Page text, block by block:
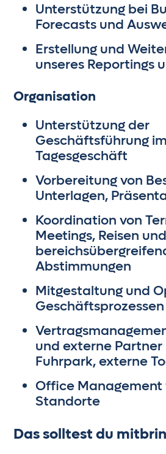
Unterstützung bei
Forecasts und
Erstellung und
unseres Reportings
Organisation
Unterstützung der
Geschäftsführung im
Tagesgeschäft
Vorbereitung von
Unterlagen,
Koordination von
Meetings, Reisen und
Abstimmungen
Mitgestaltung und
Geschäftsprozessen
und externe Partner
Fuhrpark, externe
Office
Standorte
Das solltest du